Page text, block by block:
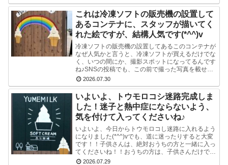
これは冷凍ソフトの販売機の設置して
あるコンテナに、スタッフが描いてく
れた絵ですが、結構人気です(*^^)v
冷凍ソフトの販売機の設置してあるこのコンテナが
なぜ人気かと言うと、冷凍ソフトが買えるだけでな
く、いつの間にか、撮影スポットになってるんです
ね♪SNSの投稿でも、この前で撮った写真を載せて
る方多数です(^-^) かわいい写真が撮れますよ♪冷
2026.07.30
いよいよ、トウモロコシ迷路完成しま
した！迷子と熱中症にならないよう、
気を付けて入ってくださいね♪
いよいよ、今日からトウモロコし迷路に入れるよう
になりました(*^^)vでも、道に迷ったりすると大変
です！！子供さんは、絶対おうちの方と一緒に入っ
てくださいね！！おうちの方は、子供さんだけで迷
路にはいかせないでくださいね！！よろしくおねが
2026.07.29